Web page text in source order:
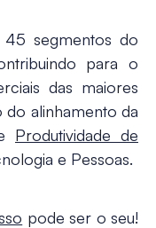
segmentos do
para o
das maiores
alinhamento da
Produtividade de
e Pessoas.
pode ser o seu!